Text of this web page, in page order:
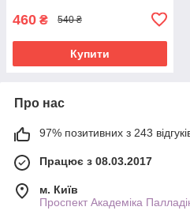
460 ₴ 540 ₴
Купити
Про нас
97% позитивних з 243
Працює з 08.03.2017
м. Київ
Проспект Академіка